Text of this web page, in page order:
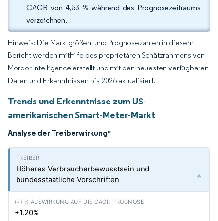
CAGR von 4,53 % während des Prognosezeitraums
verzeichnen.
Hinweis: Die Marktgrößen- und Prognosezahlen in diesem
Bericht werden mithilfe des proprietären Schätzrahmens von
Mordor Intelligence erstellt und mit den neuesten verfügbaren
Daten und Erkenntnissen bis 2026 aktualisiert.
Trends und Erkenntnisse zum US-
amerikanischen Smart-Meter-Markt
Analyse der Treiberwirkung*
Höheres Verbraucherbewusstsein und
bundesstaatliche Vorschriften
+1.20%